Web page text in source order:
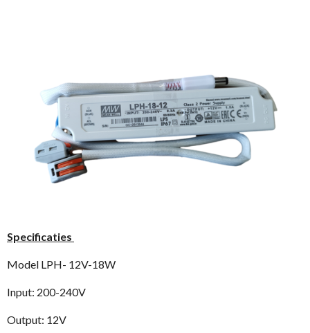
Specificaties
Model LPH- 12V-18W
Input: 200-240V
Output: 12V